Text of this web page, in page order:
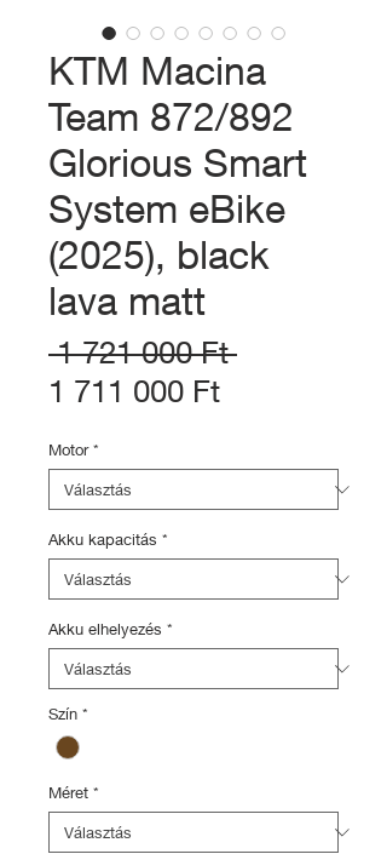
KTM Macina
Team 872/892
Glorious Smart
System eBike
(2025), black
lava matt
1 721 000 Ft Szokásos
1 711 000 FtAkciós
Motor *
Akku kapacitás *
Akku elhelyezés *
Szín *
Méret *